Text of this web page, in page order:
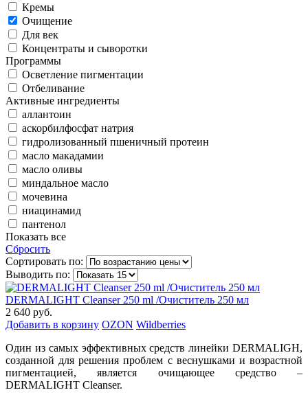
Кремы
Очищение
Для век
Концентраты и сыворотки
Программы
Осветление пигментации
Отбеливание
Активные ингредиенты
аллантоин
аскорбилфосфат натрия
гидролизованный пшеничный протеин
масло макадамии
масло оливы
миндальное масло
мочевина
ниацинамид
пантенол
Показать все
Сбросить
Сортировать по:
Выводить по:
DERMALIGHT Cleanser 250 ml /Очиститель 250 мл
2 640 руб.
Добавить в корзину OZON Wildberries
Один из самых эффективных средств линейки DERMALIGH,
созданной для решения проблем с веснушками и возрастной
пигментацией, является очищающее средство –
DERMALIGHT Cleanser.